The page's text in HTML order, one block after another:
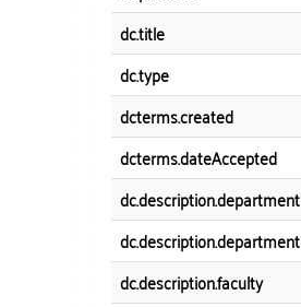
dc.title
dc.type
dcterms.created
dcterms.dateAccepted
dc.description.department
dc.description.department
dc.description.faculty